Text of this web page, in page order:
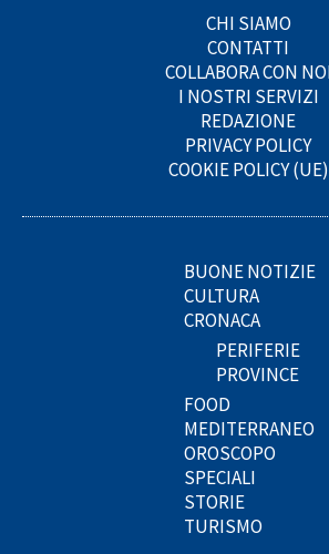
CHI SIAMO
CONTATTI
COLLABORA CON
I NOSTRI SERVIZI
REDAZIONE
PRIVACY POLICY
COOKIE POLICY (UE)
BUONE NOTIZIE
CULTURA
CRONACA
PERIFERIE
PROVINCE
FOOD
MEDITERRANEO
OROSCOPO
SPECIALI
STORIE
TURISMO